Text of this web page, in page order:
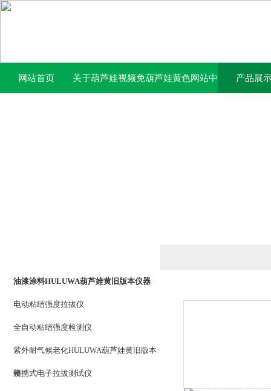
网站首页 关于葫芦娃视频免葫芦娃黄色网站中 产品展
油漆涂料HULUWA葫芦娃黄旧版本仪器
电动粘结强度拉拔仪
全自动粘结强度检测仪
紫外耐气候老化HULUWA葫芦娃黄旧版本
箱
便携式电子拉拔测试仪